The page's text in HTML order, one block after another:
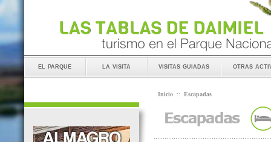
el parque la visita visitas guiadas otras
Inicio :: Escapadas